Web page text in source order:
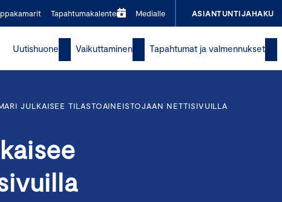
Tapahtumakalenteri Medialle ASIANTUNTIJAHAKU
Uutishuone Vaikuttaminen Tapahtumat ja valmennukset
JULKAISEE TILASTOAINEISTOJAAN NETTISIVUILLA